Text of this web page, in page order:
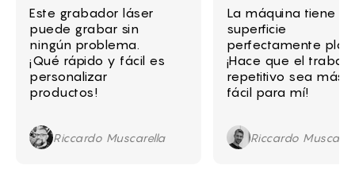
Este grabador láser
puede grabar sin
ningún problema.
¡Qué rápido y fácil es
personalizar
productos!
Riccardo Muscarella
La máquina tiene
superficie
perfectamente
¡Hace que el trabajo
repetitivo sea más
fácil para mí!
Riccardo